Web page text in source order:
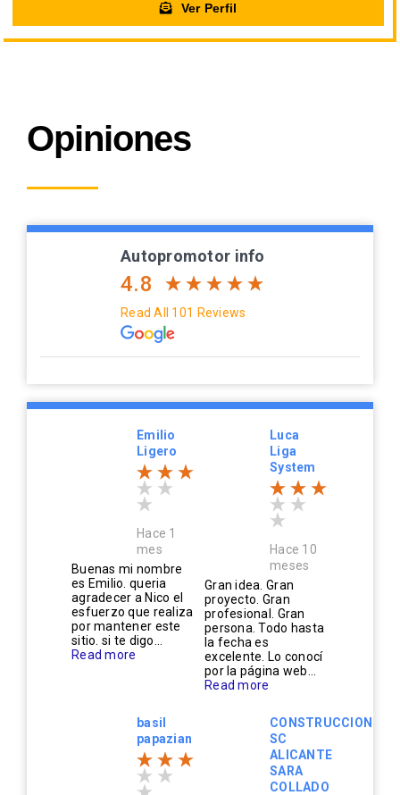
Ver Perfil
Opiniones
Autopromotor info
4.8
Read All 101 Reviews
Emilio
Ligero
Hace 1
mes
Buenas mi nombre
es Emilio. queria
agradecer a Nico el
esfuerzo que realiza
por mantener este
sitio. si te digo...
Read more
Luca
Liga
System
Hace 10
meses
Gran idea. Gran
proyecto. Gran
profesional. Gran
persona. Todo hasta
la fecha es
excelente. Lo conocí
por la página web...
Read more
basil
papazian
CONSTRUCCIONES
SC
ALICANTE
SARA
COLLADO